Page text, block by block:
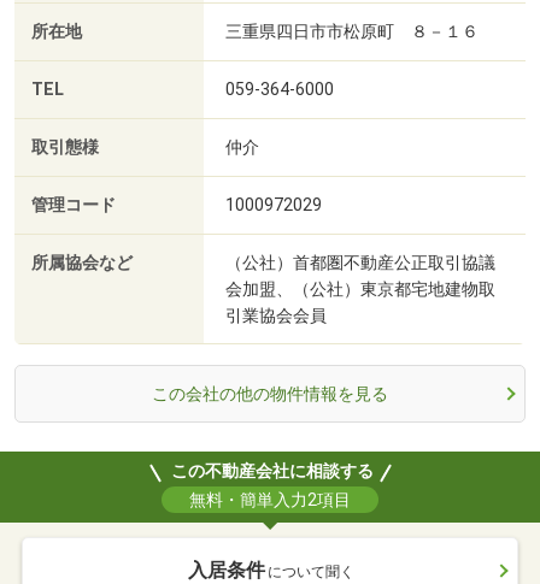
所在地 三重県四日市市松原町 ８－１６
TEL 059-364-6000
取引態様 仲介
管理コード 1000972029
所属協会など
（公社）首都圏不動産公正取引協議
会加盟、（公社）東京都宅地建物取
引業協会会員
この会社の他の物件情報を見る
この不動産会社に相談する
無料・簡単入力2項目
入居条件 について聞く